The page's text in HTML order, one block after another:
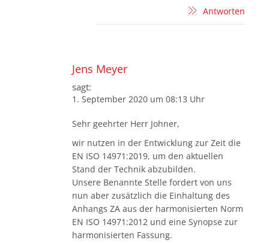
Antworten
Jens Meyer
sagt:
1. September 2020 um 08:13 Uhr
Sehr geehrter Herr Johner,
wir nutzen in der Entwicklung zur Zeit die
EN ISO 14971:2019, um den aktuellen
Stand der Technik abzubilden.
Unsere Benannte Stelle fordert von uns
nun aber zusätzlich die Einhaltung des
Anhangs ZA aus der harmonisierten Norm
EN ISO 14971:2012 und eine Synopse zur
harmonisierten Fassung.